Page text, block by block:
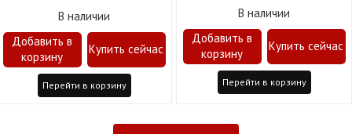
В наличии
Перейти в корзину
В наличии
Перейти в корзину